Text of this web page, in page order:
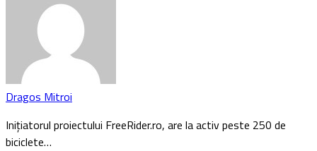
Dragos Mitroi
Inițiatorul proiectului FreeRider.ro, are la activ peste 250 de
biciclete…